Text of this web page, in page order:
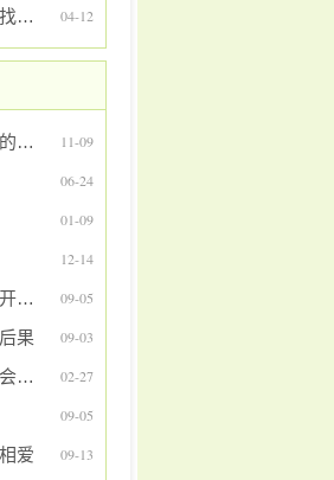
把从喜欢你以来写的日记都找了出来 04-12
姐弟亲情照亮乡村少年最后的人生 11-09
06-24
01-09
12-14
单亲妈妈：趁我怀孕老公离开了我 09-05
果 09-03
我的世界不会再有你，但你会一直住在我心里 02-27
09-05
爱 09-13